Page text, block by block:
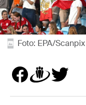
Foto: EPA/Scanpix